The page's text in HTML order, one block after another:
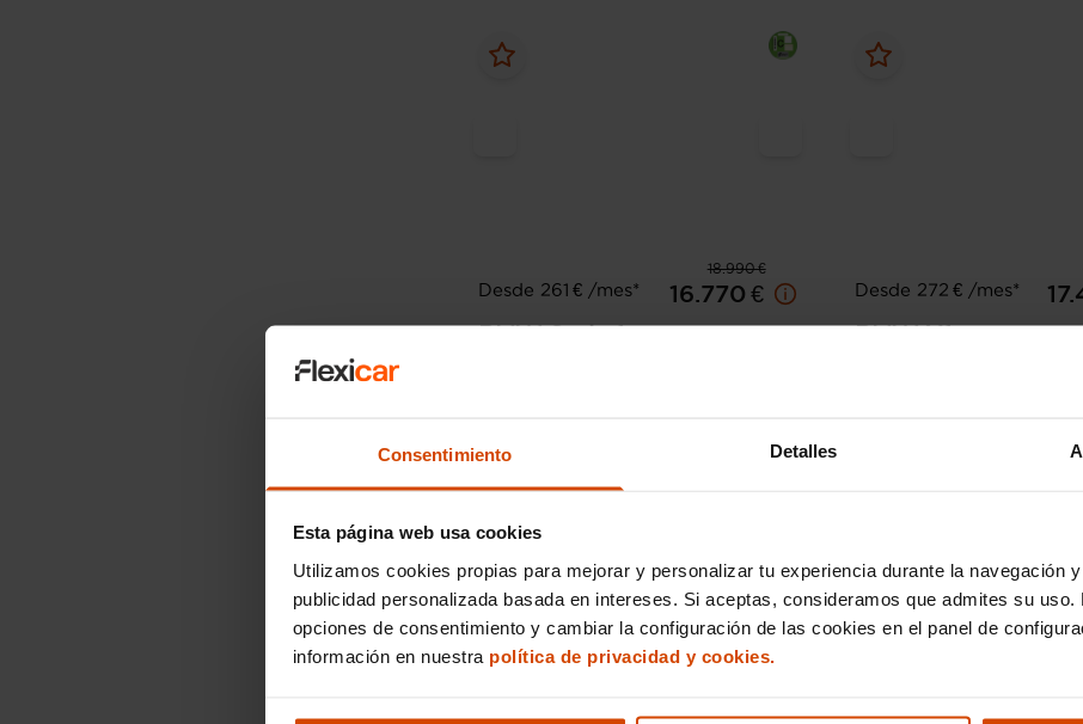
Consentimiento Detalles
Esta página web usa cookies
Utilizamos cookies propias para mejorar y personalizar tu experiencia durante la navegación
publicidad personalizada basada en intereses. Si aceptas, consideramos que admites su uso.
opciones de consentimiento y cambiar la configuración de las cookies en el panel de
información en nuestra política de privacidad y cookies.
18.990 €
Desde 261 € /mes*
16.770 €
BMW Serie 1
Desde 272 € /mes*
BMW X1